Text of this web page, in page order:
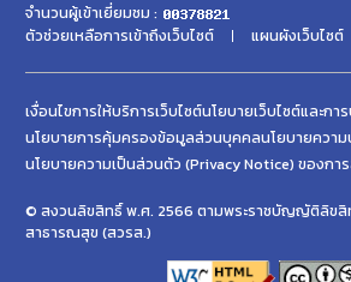
จำนวนผู้เข้าเยี่ยมชม :
ตัวช่วยเหลือการเข้าถึงเว็บไซต์
แผนผังเว็บไซต์
เงื่อนไขการให้บริการเว็บไซต์นโยบายเว็บไซต์และกา
นโยบายการคุ้มครองข้อมูลส่วนบุคคลนโยบายควา
นโยบายความเป็นส่วนตัว (Privacy Notice) ของก
© สงวนลิขสิทธิ์ พ.ศ. 2566 ตามพระราชบัญญัติลิขสิ
สาธารณสุข (สวรส.)